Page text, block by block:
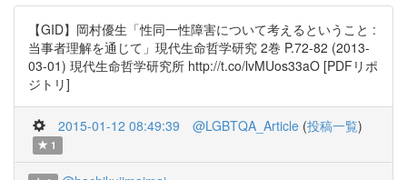
【GID】岡村優生「性同一性障害について考えるということ :
当事者理解を通じて」現代生命哲学研究 2巻 P.72-82 (2013-
03-01) 現代生命哲学研究所 http://t.co/lvMUos33aO [PDFリポ
ジトリ]
2015-01-12 08:49:39 @LGBTQA_Article (投稿一覧)
1